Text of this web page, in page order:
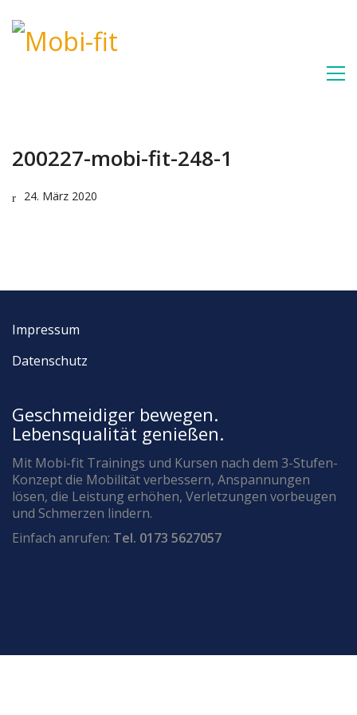
200227-mobi-fit-248-1
24. März 2020
Impressum
Datenschutz
Geschmeidiger bewegen.
Lebensqualität genießen.
Mit Mobi-fit Trainings und Kursen nach dem 3-Stufen-
Konzept die Mobilität verbessern, Anspannungen
lösen, die Leistung erhöhen, Verletzungen vorbeugen
und Schmerzen lindern.
Einfach anrufen: Tel. 0173 5627057